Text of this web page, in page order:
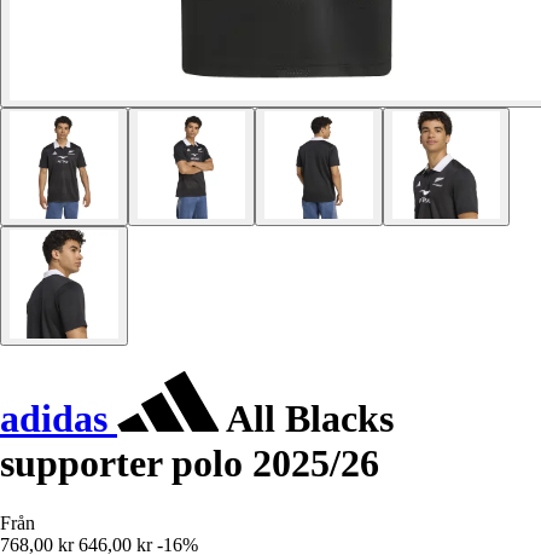
adidas
All Blacks
supporter polo 2025/26
Från
768,00 kr 646,00 kr -16%